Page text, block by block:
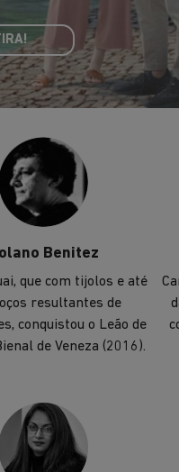
português mais
internacionalmente,
vencedor do Prêmio
(2011).
Benitez
que com tijolos e até
resultantes de
conquistou o Leão de
de Veneza (2016).